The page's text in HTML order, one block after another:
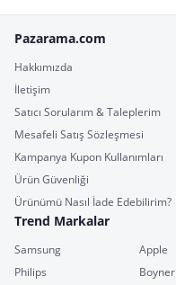
Pazarama.com
Hakkımızda
İletişim
Satıcı Sorularım & Taleplerim
Mesafeli Satış Sözleşmesi
Kampanya Kupon Kullanımları
Ürün Güvenliği
Ürünümü Nasıl İade Edebilirim?
Trend Markalar
Samsung Apple
Philips
Boyner